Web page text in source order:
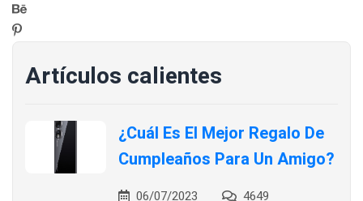
Artículos calientes
¿Cuál Es El Mejor Regalo De
Cumpleaños Para Un Amigo?
06/07/2023 4649